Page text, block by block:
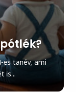
es tanév, ami
is...